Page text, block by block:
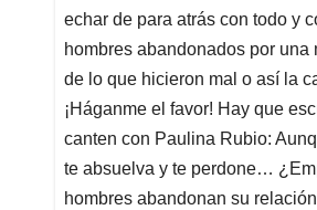
echar de para atrás con todo y
hombres abandonados por
de lo que hicieron mal o así la
¡Háganme el favor! Hay que
canten con Paulina Rubio:
te absuelva y te perdone…
hombres abandonan su